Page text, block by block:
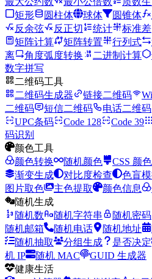
矩形
圆柱体 球体 圆锥体
反余弦
反正切 统计 标准差
矩阵计算
矩阵转置 行列式
离
角度弧度转换 二进制计算
数字拼写
二维码工具
二维码生成器
链接二维码
二维码
短信二维码 电话二维码
UPC条码
Code 128 Code 39
码识别
颜色工具
颜色转换
随机颜色 CSS 颜色
渐变生成
对比度检查 色盲
图片取色
主色提取 颜色信息
随机生成
随机数
随机字符串 随机密码
随机邮箱
随机电话 随机地址
随机抽取
分组生成 是否决定
机 IP
随机 MAC
GUID 生成器
健康生活